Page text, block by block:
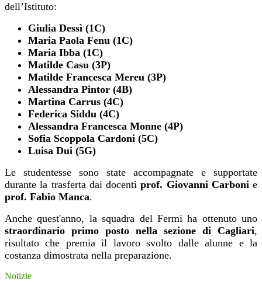
dell’Istituto:
Giulia Dessì (1C)
Maria Paola Fenu (1C)
Maria Ibba (1C)
Matilde Casu (3P)
Matilde Francesca Mereu (3P)
Alessandra Pintor (4B)
Martina Carrus (4C)
Federica Siddu (4C)
Alessandra Francesca Monne (4P)
Sofia Scoppola Cardoni (5C)
Luisa Dui (5G)
Le studentesse sono state accompagnate e supportate
durante la trasferta dai docenti prof. Giovanni Carboni e
prof. Fabio Manca.
Anche quest'anno, la squadra del Fermi ha ottenuto uno
straordinario primo posto nella sezione di Cagliari,
risultato che premia il lavoro svolto dalle alunne e la
costanza dimostrata nella preparazione.
Notizie